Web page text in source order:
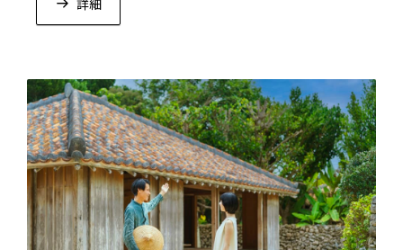
詳細